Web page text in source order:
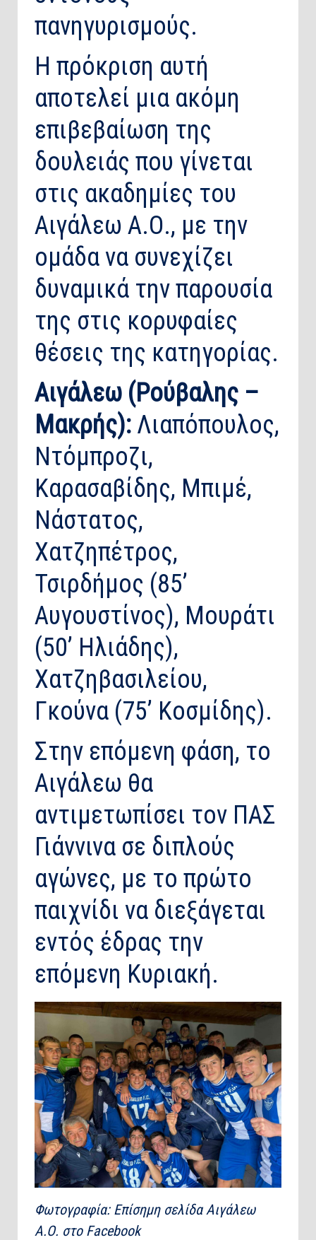
πανηγυρισμούς.
Η πρόκριση αυτή
αποτελεί μια ακόμη
επιβεβαίωση της
δουλειάς που γίνεται
στις ακαδημίες του
Αιγάλεω Α.Ο., με την
ομάδα να συνεχίζει
δυναμικά την παρουσία
της στις κορυφαίες
θέσεις της κατηγορίας.
Αιγάλεω (Ρούβαλης –
Μακρής): Λιαπόπουλος,
Ντόμπροζι,
Καρασαβίδης, Μπιμέ,
Νάστατος,
Χατζηπέτρος,
Τσιρδήμος (85’
Αυγουστίνος), Μουράτι
(50’ Ηλιάδης),
Χατζηβασιλείου,
Γκούνα (75’ Κοσμίδης).
Στην επόμενη φάση, το
Αιγάλεω θα
αντιμετωπίσει τον ΠΑΣ
Γιάννινα σε διπλούς
αγώνες, με το πρώτο
παιχνίδι να διεξάγεται
εντός έδρας την
επόμενη Κυριακή.
Φωτογραφία: Επίσημη σελίδα Αιγάλεω
Α.Ο. στο Facebook